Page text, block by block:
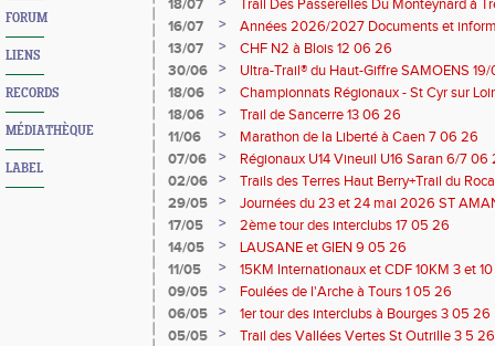
FORUM
LIENS
RECORDS
MÉDIATHÈQUE
LABEL
18/07
Trail Des Passerelles Du Monteynard à
16/07
>
Années 2026/2027 Documents et
13/07
>
CHF N2 à Blois 12 06 26
30/06
>
Ultra-Trail® du Haut-Giffre SAMOENS
18/06
>
Championnats Régionaux - St Cyr sur
Saran 13/14 06 26
18/06 >
Trail de Sancerre 13 06 26
11/06
>
Marathon de la Liberté à Caen 7 06 26
07/06
>
Régionaux U14 Vineuil U16 Saran 6/7 06
02/06
>
Trails des Terres Haut Berry+Trail du
du Berry 30/31 05 2026
29/05 >
Journées du 23 et 24 mai 2026 ST
17/05
>
2ème tour des interclubs 17 05 26
14/05
>
LAUSANE et GIEN 9 05 26
11/05
>
15KM Internationaux et CDF 10KM 3 et
09/05
>
Foulées de l'Arche à Tours 1 05 26
06/05
>
1er tour des interclubs à Bourges 3 05 26
05/05
>
Trail des Vallées Vertes St Outrille 3 5 26